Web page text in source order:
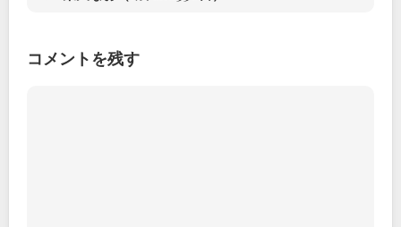
コメントを残す